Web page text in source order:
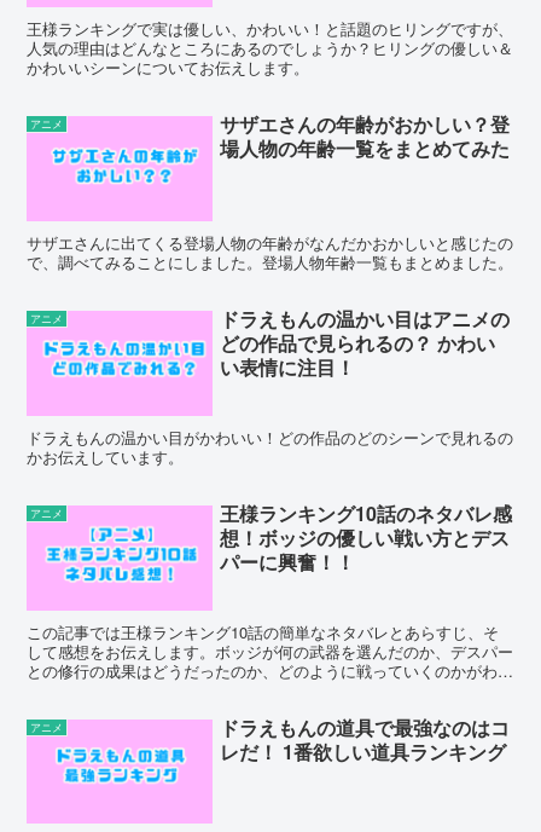
王様ランキングで実は優しい、かわいい！と話題のヒリングですが、
人気の理由はどんなところにあるのでしょうか？ヒリングの優しい＆
かわいいシーンについてお伝えします。
アニメ
サザエさんの年齢がおかしい？登
場人物の年齢一覧をまとめてみた
サザエさんに出てくる登場人物の年齢がなんだかおかしいと感じたの
で、調べてみることにしました。登場人物年齢一覧もまとめました。
アニメ
ドラえもんの温かい目はアニメの
どの作品で見られるの？ ​かわい
い表情に注目！
ドラえもんの温かい目がかわいい！どの作品のどのシーンで見れるの
かお伝えしています。
アニメ
王様ランキング10話のネタバレ感
想！ボッジの優しい戦い方とデス
パーに興奮！！
この記事では王様ランキング10話の簡単なネタバレとあらすじ、そ
して感想をお伝えします。ボッジが何の武器を選んだのか、デスパー
との修行の成果はどうだったのか、どのように戦っていくのかがわか
アニメ
ドラえもんの道具で最強なのはコ
レだ！ ​1番欲しい道具ランキング